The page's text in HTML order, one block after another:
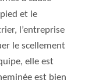
et le
l’entreprise
le scellement
elle est
est bien